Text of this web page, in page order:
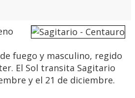
fuego y masculino, regido
El Sol transita Sagitario
y el 21 de diciembre.